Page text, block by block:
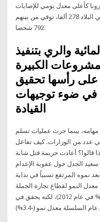
كورونا كأعلى معدل يومي للإصابات
بالفيروس، ليناهز إجمالي المصابين في البلاد 278 ألفا، توفي من بينهم
792 شخصا.
والري بتنفيذ
الكبيرة
2020 كان على رأسها تحقيق
في ضوء توجيهات
القيادة
بينما جرت عمليات تسلم
عدد من الوزارات. كيف تفاعل
قالوا؟ أعادت جريمة قتل شابة
الجدل حول عقوبة الإعدام
نموه المرتفع نسبياً في بداية
في عام 2006) يتراجع معدل النمو لقطاع تجارة الجملة
والمفرق بشكل مستمر ويصل إلى (-16% في عام 2012)، لكنه يحقق في
عام السلسلة معدل نمو (-3.4%).